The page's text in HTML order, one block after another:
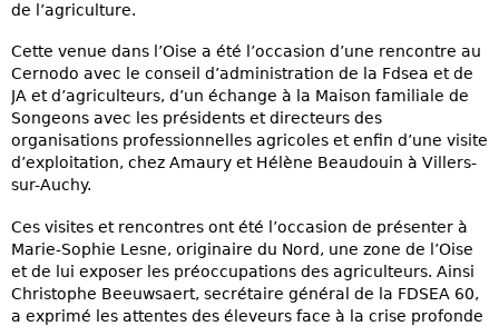
de l’agriculture.
Cette venue dans l’Oise a été l’occasion d’une rencontre au
Cernodo avec le conseil d’administration de la Fdsea et de
JA et d’agriculteurs, d’un échange à la Maison familiale de
Songeons avec les présidents et directeurs des
organisations professionnelles agricoles et enfin d’une visite
d’exploitation, chez Amaury et Hélène Beaudouin à Villers-
sur-Auchy.
Ces visites et rencontres ont été l’occasion de présenter à
Marie-Sophie Lesne, originaire du Nord, une zone de l’Oise
et de lui exposer les préoccupations des agriculteurs. Ainsi
Christophe Beeuwsaert, secrétaire général de la FDSEA 60,
a exprimé les attentes des éleveurs face à la crise profonde